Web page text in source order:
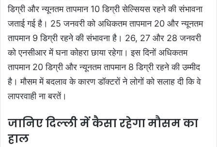
डिग्री और न्यूनतम तापमान 10 डिग्री सेल्सियस रहने की संभावना
जताई गई है। 25 जनवरी को अधिकतम तापमान 20 और न्यूनतम
तापमान 9 डिग्री रहने की संभावना है। 26, 27 और 28 जनवरी
को एनसीआर में घना कोहरा छाया रहेगा। इस दिनों अधिकतम
तापमान 20 डिग्री और न्यूनतम तापमान 8 डिग्री रहने की उम्मीद
है। मौसम में बदलाव के कारण डॉक्टरों ने लोगों को सलाह दी कि वे
लापरवाही ना बरतें।
जानिए दिल्ली में कैसा रहेगा मौसम का
हाल